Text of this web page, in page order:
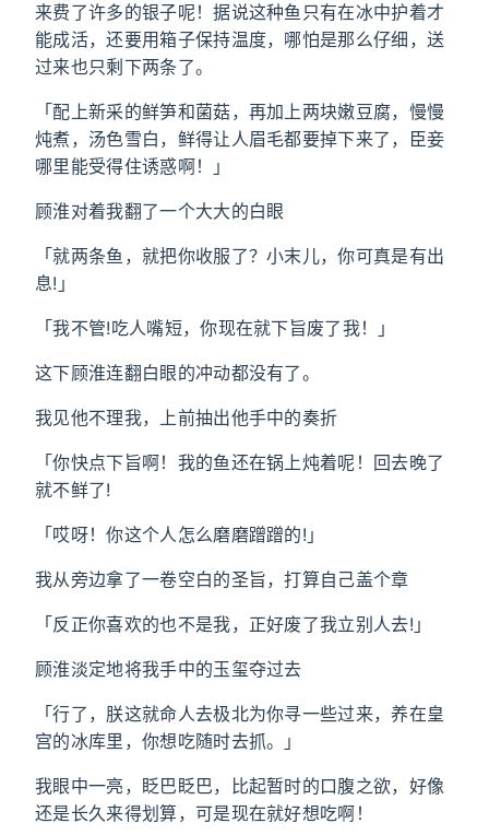
来费了许多的银子呢！据说这种鱼只有在冰中护着才
能成活，还要用箱子保持温度，哪怕是那么仔细，送
过来也只剩下两条了。
「配上新采的鲜笋和菌菇，再加上两块嫩豆腐，慢慢
炖煮，汤色雪白，鲜得让人眉毛都要掉下来了，臣妾
哪里能受得住诱惑啊！」
顾淮对着我翻了一个大大的白眼
「就两条鱼，就把你收服了？小末儿，你可真是有出
息!」
「我不管!吃人嘴短，你现在就下旨废了我！」
这下顾淮连翻白眼的冲动都没有了。
我见他不理我，上前抽出他手中的奏折
「你快点下旨啊！我的鱼还在锅上炖着呢！回去晚了
就不鲜了!
「哎呀！你这个人怎么磨磨蹭蹭的!」
我从旁边拿了一卷空白的圣旨，打算自己盖个章
「反正你喜欢的也不是我，正好废了我立别人去!」
顾淮淡定地将我手中的玉玺夺过去
「行了，朕这就命人去极北为你寻一些过来，养在皇
宫的冰库里，你想吃随时去抓。」
我眼中一亮，眨巴眨巴，比起暂时的口腹之欲，好像
还是长久来得划算，可是现在就好想吃啊！